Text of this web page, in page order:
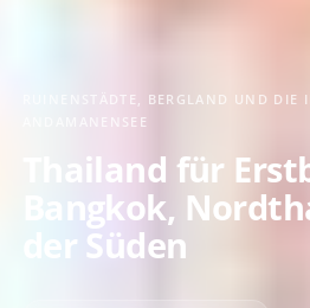
RUINENSTÄDTE, BERGLAND UND DIE
ANDAMANENSEE
Thailand für
Bangkok,
der Süden